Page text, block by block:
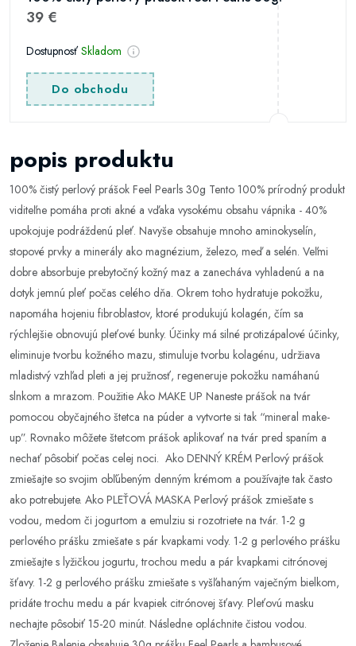
39 €
Dostupnosť Skladom
Do obchodu
popis produktu
100% čistý perlový prášok Feel Pearls 30g Tento 100% prírodný produkt
viditeľne pomáha proti akné a vďaka vysokému obsahu vápnika - 40%
upokojuje podráždenú pleť. Navyše obsahuje mnoho aminokyselín,
stopové prvky a minerály ako magnézium, železo, meď a selén. Veľmi
dobre absorbuje prebytočný kožný maz a zanecháva vyhladenú a na
dotyk jemnú pleť počas celého dňa. Okrem toho hydratuje pokožku,
napomáha hojeniu fibroblastov, ktoré produkujú kolagén, čím sa
rýchlejšie obnovujú pleťové bunky. Účinky má silné protizápalové účinky,
eliminuje tvorbu kožného mazu, stimuluje tvorbu kolagénu, udržiava
mladistvý vzhľad pleti a jej pružnosť, regeneruje pokožku namáhanú
slnkom a mrazom. Použitie Ako MAKE UP Naneste prášok na tvár
pomocou obyčajného štetca na púder a vytvorte si tak “mineral make-
up”. Rovnako môžete štetcom prášok aplikovať na tvár pred spaním a
nechať pôsobiť počas celej noci. Ako DENNÝ KRÉM Perlový prášok
zmiešajte so svojim obľúbeným denným krémom a používajte tak často
ako potrebujete. Ako PLEŤOVÁ MASKA Perlový prášok zmiešate s
vodou, medom či jogurtom a emulziu si rozotriete na tvár. 1-2 g
perlového prášku zmiešate s pár kvapkami vody. 1-2 g perlového prášku
zmiešajte s lyžičkou jogurtu, trochou medu a pár kvapkami citrónovej
šťavy. 1-2 g perlového prášku zmiešate s vyšľahaným vaječným bielkom,
pridáte trochu medu a pár kvapiek citrónovej šťavy. Pleťovú masku
nechajte pôsobiť 15-20 minút. Následne opláchnite čistou vodou.